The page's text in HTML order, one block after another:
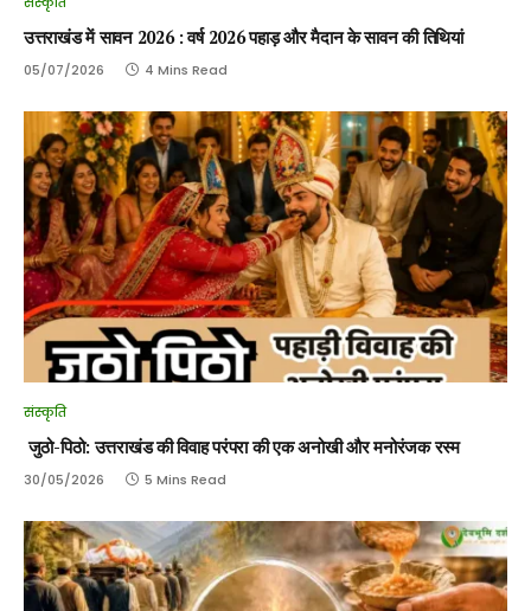
उत्तराखंड में सावन 2026 : वर्ष 2026 पहाड़ और मैदान के सावन की तिथियां
05/07/2026 4 Mins Read
संस्कृति
जुठो-पिठो: उत्तराखंड की विवाह परंपरा की एक अनोखी और मनोरंजक रस्म
30/05/2026 5 Mins Read